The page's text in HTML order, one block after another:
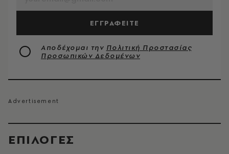
EΠΙΛΟΓΈΣ
ΕΓΓΡΑΦΕΙΤΕ
Αποδέχομαι την Πολιτική Προστασίας
Προσωπικών Δεδομένων